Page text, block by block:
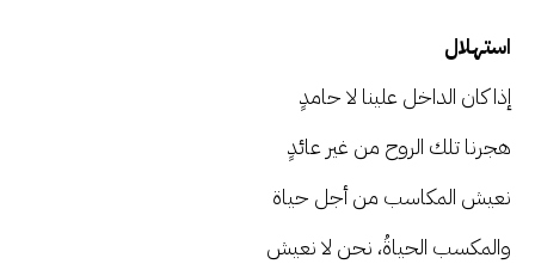
استهلال
إذا كان الداخل علينا لا حامدٍ
هجرنا تلك الروح من غير عائدٍ
نعيش المكاسب من أجل حياة
والمكسب الحياةُ، نحن لا نعيش